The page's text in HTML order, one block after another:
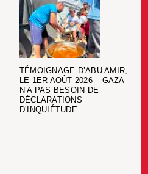
TÉMOIGNAGE D’ABU AMIR,
LE 1ER AOÛT 2026 – GAZA
N’A PAS BESOIN DE
DÉCLARATIONS
D’INQUIÉTUDE